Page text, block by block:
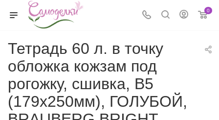
0
Тетрадь 60 л. в точку
обложка кожзам под
рогожку, сшивка, B5
(179х250мм), ГОЛУБОЙ,